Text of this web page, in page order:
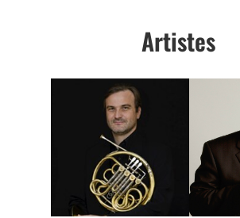
Artistes